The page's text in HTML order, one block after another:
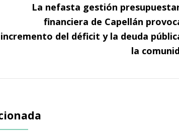
La nefasta gestión
financiera de Capellán
incremento del déficit y la deuda
la